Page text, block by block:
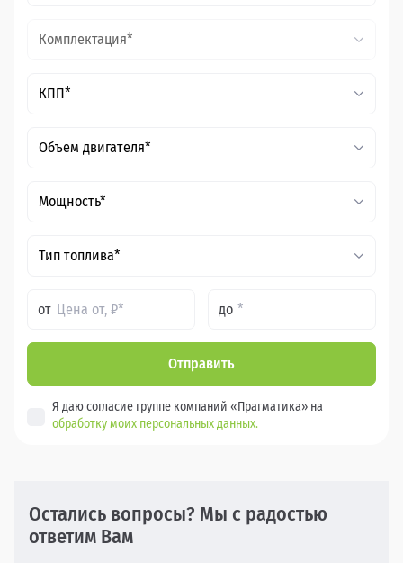
Комплектация*
КПП*
Объем двигателя*
Мощность*
Тип топлива*
от до
Отправить
Я даю согласие группе компаний «Прагматика» на
обработку моих персональных данных.
Остались вопросы? Мы с радостью
ответим Вам